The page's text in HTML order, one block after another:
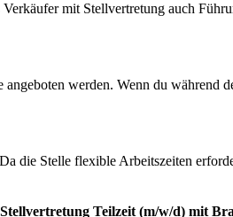
mit Stellvertretung auch
werden. Wenn du während
die Stelle flexible Arbeitszeiten
Teilzeit (m/w/d) mit